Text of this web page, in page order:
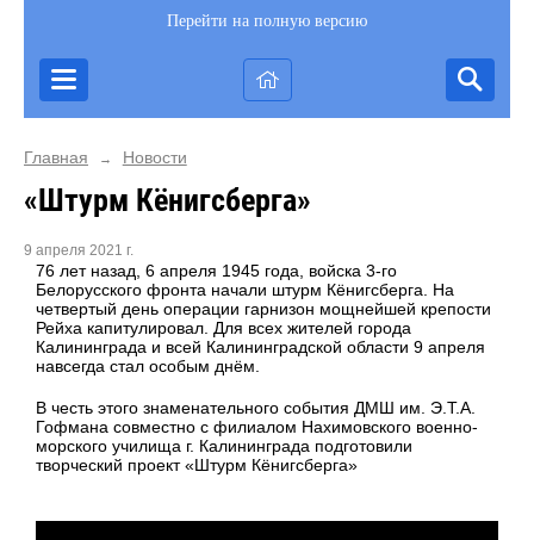
Перейти на полную версию
Главная → Новости
«Штурм Кёнигсберга»
9 апреля 2021 г.
76 лет назад, 6 апреля 1945 года, войска 3-го
Белорусского фронта начали штурм Кёнигсберга. На
четвертый день операции гарнизон мощнейшей крепости
Рейха капитулировал. Для всех жителей города
Калининграда и всей Калининградской области 9 апреля
навсегда стал особым днём.
В честь этого знаменательного события ДМШ им. Э.Т.А.
Гофмана совместно с филиалом Нахимовского военно-
морского училища г. Калининграда подготовили
творческий проект «Штурм Кёнигсберга»